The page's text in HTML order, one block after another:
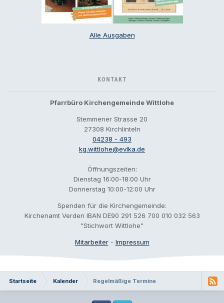
Alle Ausgaben
KONTAKT
Pfarrbüro Kirchengemeinde Wittlohe
Stemmener Strasse 20
27308 Kirchlinteln
04238 - 493
kg.wittlohe@evlka.de
Öffnungszeiten:
Dienstag 16:00-18:00 Uhr
Donnerstag 10:00-12:00 Uhr
Spenden für die Kirchengemeinde:
Kirchenamt Verden IBAN DE90 291 526 700 010 032 563
"Stichwort Wittlohe"
Mitarbeiter- Impressum
Startseite Kalender Regelmäßige Termine